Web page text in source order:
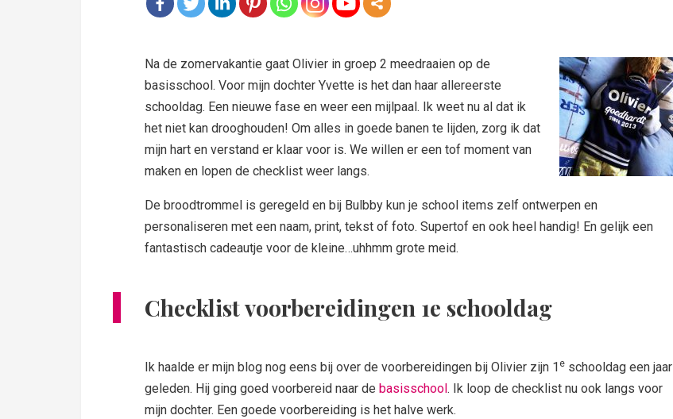
Na de zomervakantie gaat Olivier in groep 2 meedraaien op de
basisschool. Voor mijn dochter Yvette is het dan haar allereerste
schooldag. Een nieuwe fase en weer een mijlpaal. Ik weet nu al dat ik
het niet kan drooghouden! Om alles in goede banen te lijden, zorg ik dat
mijn hart en verstand er klaar voor is. We willen er een tof moment van
maken en lopen de checklist weer langs.
De broodtrommel is geregeld en bij Bulbby kun je school items zelf ontwerpen en
personaliseren met een naam, print, tekst of foto. Supertof en ook heel handig! En gelijk een
fantastisch cadeautje voor de kleine…uhhmm grote meid.
Checklist voorbereidingen 1e schooldag
Ik haalde er mijn blog nog eens bij over de voorbereidingen bij Olivier zijn 1 e schooldag een jaar
geleden. Hij ging goed voorbereid naar de basisschool. Ik loop de checklist nu ook langs voor
mijn dochter. Een goede voorbereiding is het halve werk.